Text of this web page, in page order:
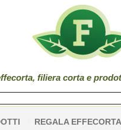
corta, filiera corta e
REGALA EFFECORTA